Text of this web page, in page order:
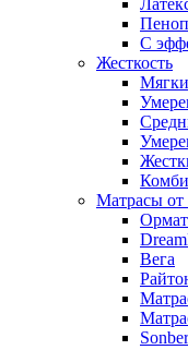
С
Жесткость
Матрасы от
Вега